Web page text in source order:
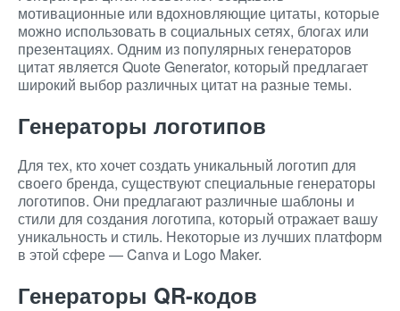
мотивационные или вдохновляющие цитаты, которые
можно использовать в социальных сетях, блогах или
презентациях. Одним из популярных генераторов
цитат является Quote Generator, который предлагает
широкий выбор различных цитат на разные темы.
Генераторы логотипов
Для тех, кто хочет создать уникальный логотип для
своего бренда, существуют специальные генераторы
логотипов. Они предлагают различные шаблоны и
стили для создания логотипа, который отражает вашу
уникальность и стиль. Некоторые из лучших платформ
в этой сфере — Canva и Logo Maker.
Генераторы QR-кодов